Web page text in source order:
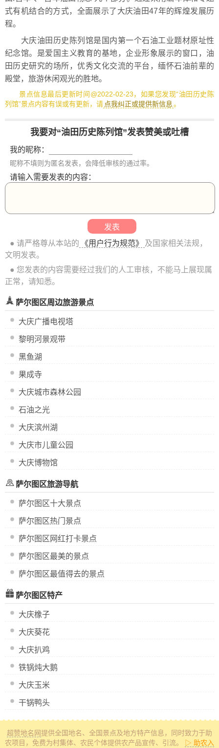
式有机结合的方式，全面展示了大庆油田47年的辉煌发展历
程。
大庆油田历史陈列馆是国内第一个石油工业题材原址性
纪念馆。是爱国主义教育的基地，企业形象展示的窗口，油
田历史研究的场所，优秀文化交流的平台，缅怀石油前辈的
殿堂，旅游休闲观光的胜地。
景点信息最后更新时间@2022-02-23，如果您发现“油田历史陈
列馆”景点内容有误或有更新，请 点我纠正或提供新信息。
我要对“油田历史陈列馆”发表赞美或吐槽
我的昵称：
昵称不填则为匿名发表，会降低审核的通过率。
请输入需要发表的内容：
● 请严格尊从本站的 《用户行为规范》
及国家相关法规，
文明发表。
● 您发表的内容需要经过我们的人工审核，不能马上展现属
正常，请知悉。
萨尔图区周边旅游景点
大庆广播电视塔
黎明河景观带
黑鱼湖
果成寺
大庆城市森林公园
石油之光
大庆滨州湖
大庆市儿童公园
大庆博物馆
萨尔图区旅游导航
萨尔图区十大景点
萨尔图区热门景点
萨尔图区网红打卡景点
萨尔图区最美的景点
萨尔图区最值得去的景点
萨尔图区特产
大庆橡子
大庆葵花
大庆扒鸡
铁锅炖大鹅
大庆玉米
干锅鸭头
超赞地名网提供全国地名、全国景点及地方特产信息 ，同时致力于助
农项目，免费为村集体、农民个体提供农产品宣传、引流。 ▷ 助农入